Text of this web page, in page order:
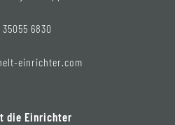
35055 6830
einrichter.com
die Einrichter